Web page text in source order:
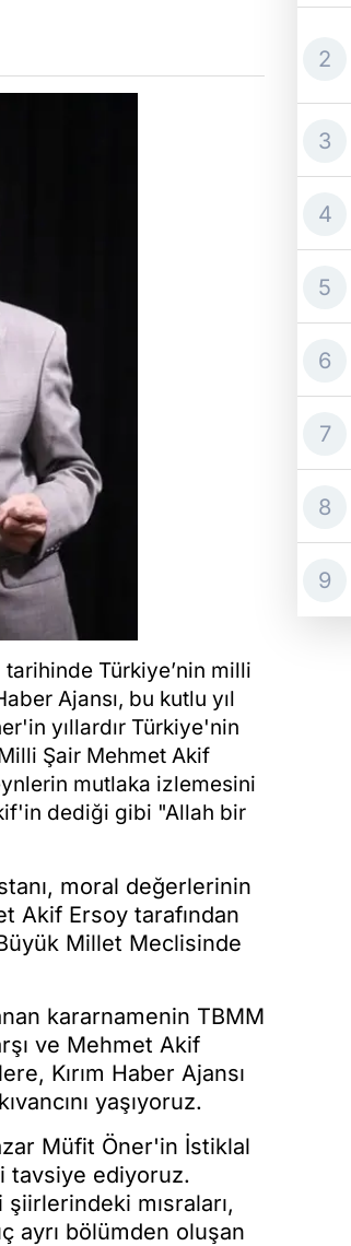
tarihinde Türkiye’nin milli
Ajansı, bu kutlu yıl
yıllardır Türkiye'nin
Şair Mehmet Akif
mutlaka izlemesini
dediği gibi "Allah bir
moral değerlerinin
Akif Ersoy tarafından
Millet Meclisinde
kararnamenin TBMM
ve Mehmet Akif
Kırım Haber Ajansı
yaşıyoruz.
Müfit Öner'in İstiklal
tavsiye ediyoruz.
mısraları,
ayrı bölümden oluşan